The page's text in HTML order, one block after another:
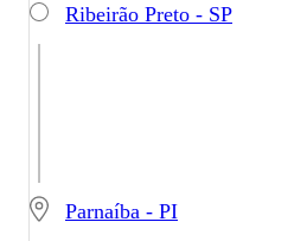
Ribeirão Preto - SP
Parnaíba - PI